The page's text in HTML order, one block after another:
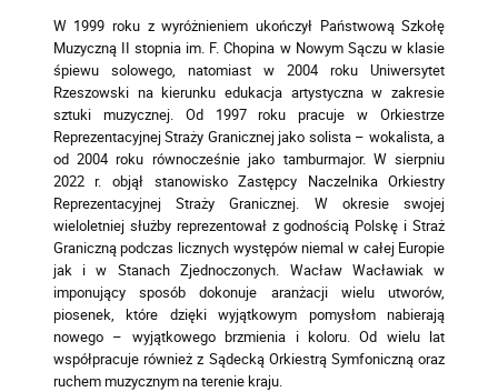
W 1999 roku z wyróżnieniem ukończył Państwową Szkołę
Muzyczną II stopnia im. F. Chopina w Nowym Sączu w klasie
śpiewu solowego, natomiast w 2004 roku Uniwersytet
Rzeszowski na kierunku edukacja artystyczna w zakresie
sztuki muzycznej. Od 1997 roku pracuje w Orkiestrze
Reprezentacyjnej Straży Granicznej jako solista – wokalista, a
od 2004 roku równocześnie jako tamburmajor. W sierpniu
2022 r. objął stanowisko Zastępcy Naczelnika Orkiestry
Reprezentacyjnej Straży Granicznej. W okresie swojej
wieloletniej służby reprezentował z godnością Polskę i Straż
Graniczną podczas licznych występów niemal w całej Europie
jak i w Stanach Zjednoczonych. Wacław Wacławiak w
imponujący sposób dokonuje aranżacji wielu utworów,
piosenek, które dzięki wyjątkowym pomysłom nabierają
nowego – wyjątkowego brzmienia i koloru. Od wielu lat
współpracuje również z Sądecką Orkiestrą Symfoniczną oraz
ruchem muzycznym na terenie kraju.